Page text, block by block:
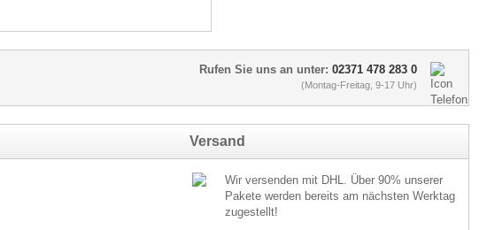
Rufen Sie uns an unter: 02371 478 283 0
(Montag-Freitag, 9-17 Uhr)
Versand
Wir versenden mit DHL. Über 90% unserer
Pakete werden bereits am nächsten Werktag
zugestellt!